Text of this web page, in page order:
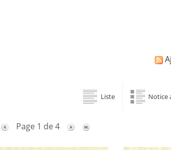
Liste Notice
Page 1 de 4